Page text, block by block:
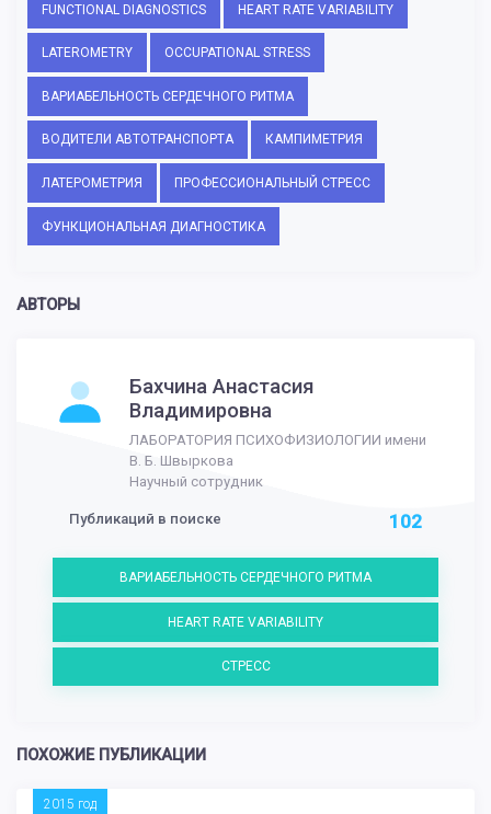
FUNCTIONAL DIAGNOSTICS HEART RATE VARIABILITY
LATEROMETRY OCCUPATIONAL STRESS
ВАРИАБЕЛЬНОСТЬ СЕРДЕЧНОГО РИТМА
ВОДИТЕЛИ АВТОТРАНСПОРТА КАМПИМЕТРИЯ
ЛАТЕРОМЕТРИЯ ПРОФЕССИОНАЛЬНЫЙ СТРЕСС
ФУНКЦИОНАЛЬНАЯ ДИАГНОСТИКА
АВТОРЫ
Бахчина Анастасия
Владимировна
ЛАБОРАТОРИЯ ПСИХОФИЗИОЛОГИИ имени
В. Б. Швыркова
Научный сотрудник
Публикаций в поиске 102
ВАРИАБЕЛЬНОСТЬ СЕРДЕЧНОГО РИТМА
HEART RATE VARIABILITY
СТРЕСС
ПОХОЖИЕ ПУБЛИКАЦИИ
2015 год